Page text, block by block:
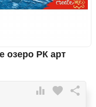
озеро РК арт
 favorite 